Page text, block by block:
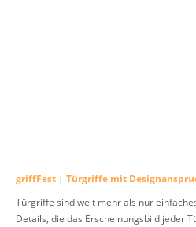
griffFest | Türgriffe mit
Türgriffe sind weit mehr als nur
Details, die das Erscheinungsbild jeder